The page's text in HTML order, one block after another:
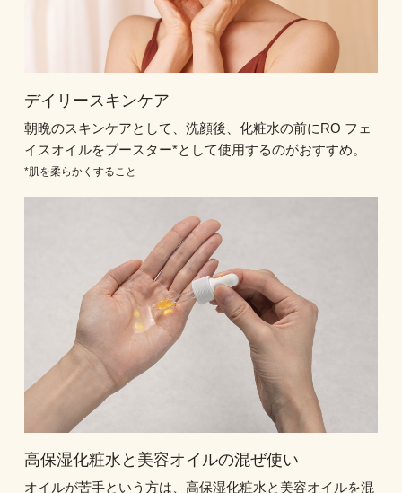
デイリースキンケア
朝晩のスキンケアとして、洗顔後、化粧水の前にRO フェ
イスオイルをブースター*として使用するのがおすすめ。
*肌を柔らかくすること
高保湿化粧水と美容オイルの混ぜ使い
オイルが苦手という方は、高保湿化粧水と美容オイルを混